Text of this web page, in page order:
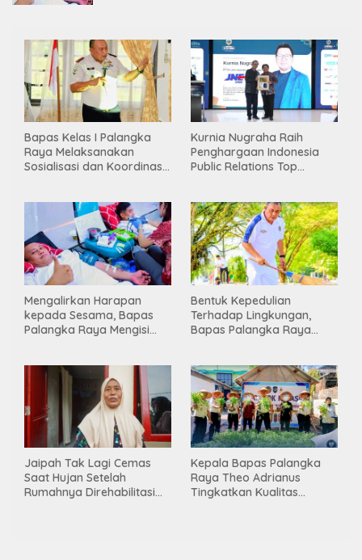
Bapas Kelas I Palangka
Raya Melaksanakan
Sosialisasi dan Koordinasi
Kurnia Nugraha Raih
Penghargaan Indonesia
Public Relations Top
Mengalirkan Harapan
kepada Sesama, Bapas
Palangka Raya Mengisi
Bentuk Kepedulian
Terhadap Lingkungan,
Bapas Palangka Raya
ke-81
Jaipah Tak Lagi Cemas
Saat Hujan Setelah
Rumahnya Direhabilitasi
Kepala Bapas Palangka
Raya Theo Adrianus
Tingkatkan Kualitas